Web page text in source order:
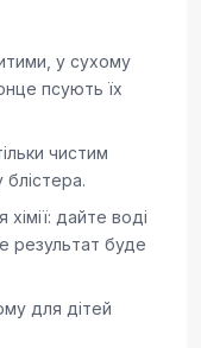
у сухому
псують їх
чистим
дайте воді
результат буде
для дітей